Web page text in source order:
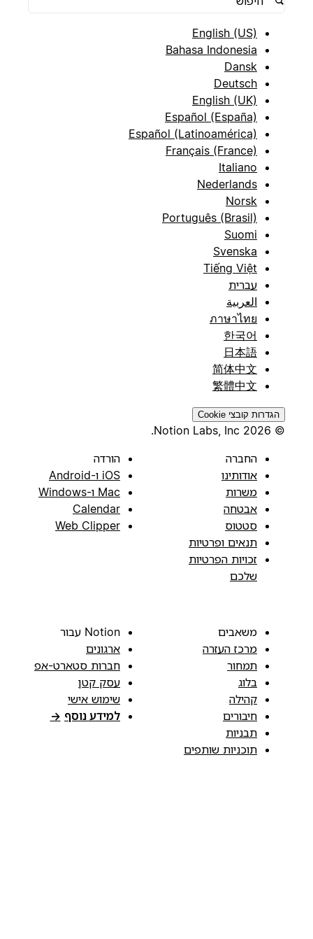
English (US)
Bahasa Indonesia
Dansk
Deutsch
English (UK)
Español (España)
Español (Latinoamérica)
Français (France)
Italiano
Nederlands
Norsk
Português (Brasil)
Suomi
Svenska
Tiếng Việt
עברית
العربية
ภาษาไทย
한국어
日本語
简体中文
繁體中文
הגדרות קובצי Cookie
החברה
אודותינו
משרות
אבטחה
סטטוס
תנאים ופרטיות
זכויות הפרטיות
שלכם
הורדה
iOS ו-Android
Mac ו-Windows
Calendar
Web Clipper
משאבים
מרכז העזרה
תמחור
בלוג
קהילה
חיבורים
תבניות
תוכניות שותפים
Notion עבור
ארגונים
חברות סטארט-אפ
עסק קטן
שימוש אישי
למידע נוסף →